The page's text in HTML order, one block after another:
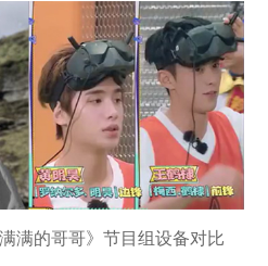
满的哥哥》节目组设备对比